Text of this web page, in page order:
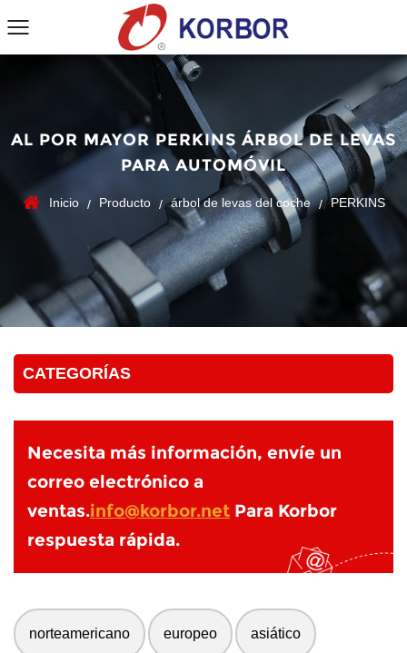
AL POR MAYOR PERKINS ÁRBOL DE LEVAS
PARA AUTOMÓVIL
Inicio / Producto / árbol de levas del coche / PERKINS
CATEGORÍAS
Necesita más información, envíe un
correo electrónico a
ventas.info@korbor.net Para Korbor
respuesta rápida.
norteamericano europeo asiático